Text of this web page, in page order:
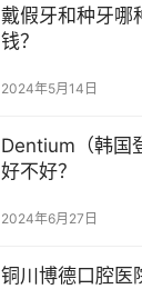
戴假牙和种牙哪
钱？
2024年5月14日
Dentium（韩国
好不好？
2024年6月27日
铜川博德口腔医